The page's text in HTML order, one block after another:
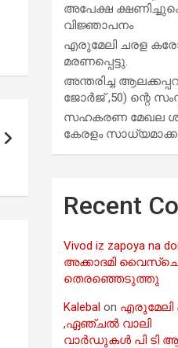
അപേക്ഷ
വിജ്ഞാപനം
എരുമേലി ചരള
മരണപ്പെട്ടു.
അന്തരിച്ച
ജോർജ് ,50) ന്റെ
സഹകരണ മേഖല
കേരളം
Recent
Vivod iz zapoya na
അക്കാദമി
തെരഞ്ഞെടുത്തു
Kalebal on എരുമേലി
,ഏഞ്ചൽ വാലി
വാർഡുകൾ പി ടി